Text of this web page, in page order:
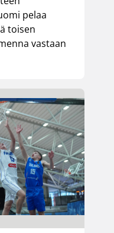
pelaa
toisen
vastaan